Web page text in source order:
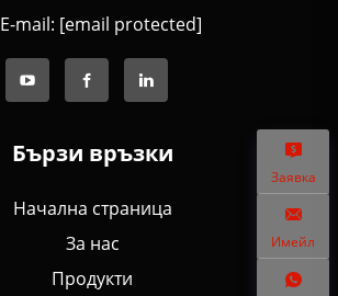
Заявка
Имейл
E-mail: [email protected]
Бързи връзки
Начална страница
За нас
Продукти